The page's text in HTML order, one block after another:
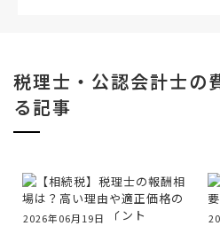
税理士・公認会計士の
る記事
2026年06月19日